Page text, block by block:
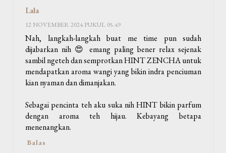
Lala
12 NOVEMBER 2024 PUKUL 05.49
Nah, langkah-langkah buat me time pun sudah
dijabarkan nih 😍 emang paling bener relax sejenak
sambil ngeteh dan semprotkan HINT ZENCHA untuk
mendapatkan aroma wangi yang bikin indra penciuman
kian nyaman dan dimanjakan.
Sebagai pencinta teh aku suka nih HINT bikin parfum
dengan aroma teh hijau. Kebayang betapa
menenangkan.
Balas